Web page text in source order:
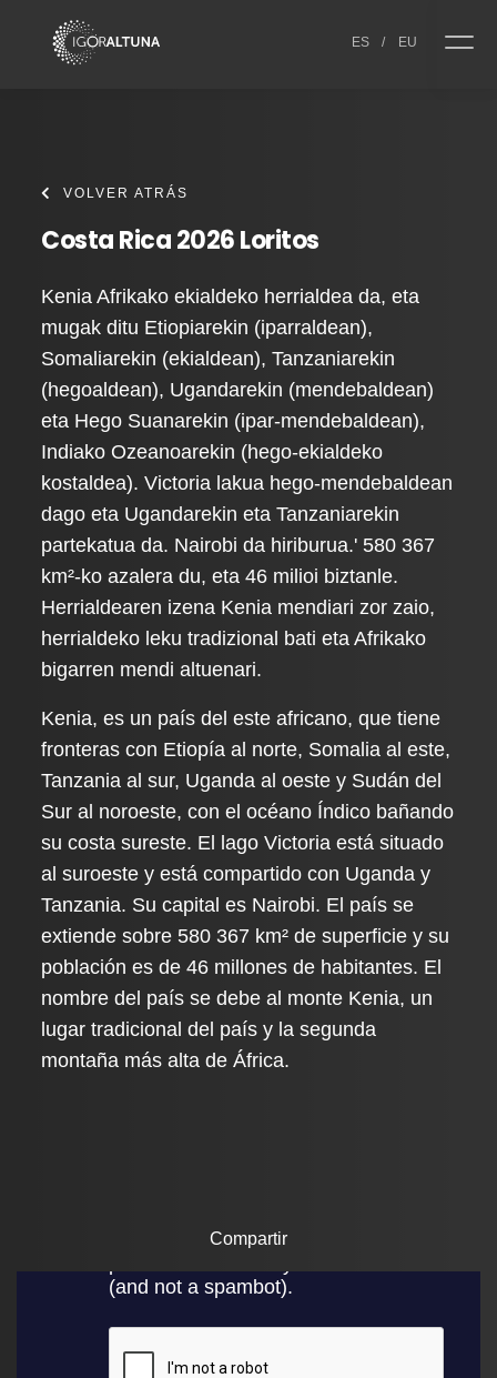
ES / EU
VOLVER ATRÁS
Costa Rica 2026 Loritos
Kenia Afrikako ekialdeko herrialdea da, eta
mugak ditu Etiopiarekin (iparraldean),
Somaliarekin (ekialdean), Tanzaniarekin
(hegoaldean), Ugandarekin (mendebaldean)
eta Hego Suanarekin (ipar-mendebaldean),
Indiako Ozeanoarekin (hego-ekialdeko
kostaldea). Victoria lakua hego-mendebaldean
dago eta Ugandarekin eta Tanzaniarekin
partekatua da. Nairobi da hiriburua.' 580 367
km²-ko azalera du, eta 46 milioi biztanle.
Herrialdearen izena Kenia mendiari zor zaio,
herrialdeko leku tradizional bati eta Afrikako
bigarren mendi altuenari.
Kenia, es un país del este africano, que tiene
fronteras con Etiopía al norte, Somalia al este,
Tanzania al sur, Uganda al oeste y Sudán del
Sur al noroeste, con el océano Índico bañando
su costa sureste. El lago Victoria está situado
al suroeste y está compartido con Uganda y
Tanzania. Su capital es Nairobi. El país se
extiende sobre 580 367 km² de superficie y su
población es de 46 millones de habitantes. El
nombre del país se debe al monte Kenia, un
lugar tradicional del país y la segunda
montaña más alta de África.
Compartir